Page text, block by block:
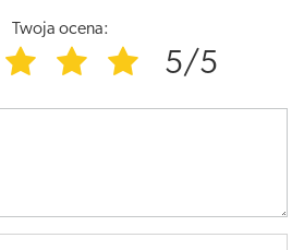
Twoja ocena:
5/5